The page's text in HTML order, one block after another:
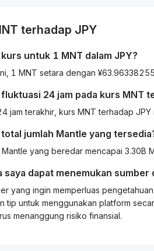
terhadap JPY
untuk 1 MNT dalam JPY?
1 MNT setara dengan
24 jam pada kurs MNT
jam terakhir, kurs MNT terhadap
jumlah Mantle yang
yang beredar mencapai 3.30B
saya dapat menemukan
yang ingin memperluas
tip untuk menggunakan platform
menanggung risiko finansial.